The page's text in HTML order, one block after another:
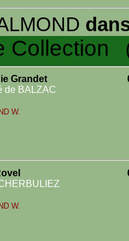
Collection
Grandet
de BALZAC
W.
W.